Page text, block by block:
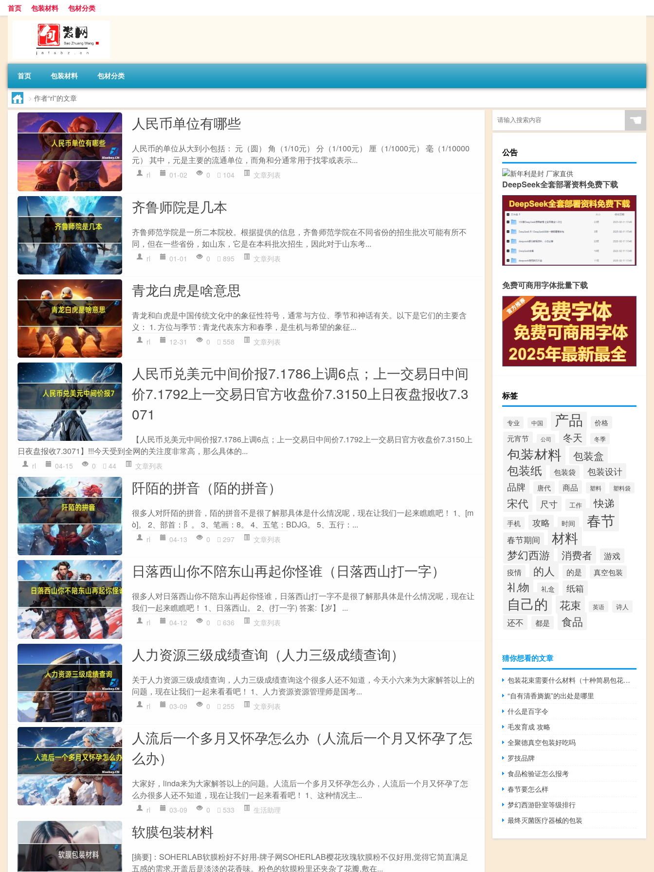
首页 包装材料 包材分类
首页 包装材料 包材分类
> 作者“rl”的文章
人民币单位有哪些
人民币的单位从大到小包括： 元（圆） 角（1/10元） 分（1/100元） 厘（1/1000元） 毫（1/10000
元） 其中，元是主要的流通单位，而角和分通常用于找零或表示...
rl 01-02 0 104 文章列表
齐鲁师院是几本
齐鲁师范学院是一所二本院校。根据提供的信息，齐鲁师范学院在不同省份的招生批次可能有所不
同，但在一些省份，如山东，它是在本科批次招生，因此对于山东考...
rl 01-01 0 895 文章列表
青龙白虎是啥意思
青龙和白虎是中国传统文化中的象征性符号，通常与方位、季节和神话有关。以下是它们的主要含
义： 1. 方位与季节 : 青龙代表东方和春季，是生机与希望的象征...
rl 12-31 0 558 文章列表
人民币兑美元中间价报7.1786上调6点；上一交易日中间
价7.1792上一交易日官方收盘价7.3150上日夜盘报收7.3
071
【人民币兑美元中间价报7.1786上调6点；上一交易日中间价7.1792上一交易日官方收盘价7.3150上
日夜盘报收7.3071】!!!今天受到全网的关注度非常高，那么具体的...
rl 04-15 0 44 文章列表
阡陌的拼音（陌的拼音）
很多人对阡陌的拼音，陌的拼音不是很了解那具体是什么情况呢，现在让我们一起来瞧瞧吧！ 1、[m
ò]。 2、部首：阝。 3、笔画：8。 4、五笔：BDJG。 5、五行：...
rl 04-13 0 297 文章列表
日落西山你不陪东山再起你怪谁（日落西山打一字）
很多人对日落西山你不陪东山再起你怪谁，日落西山打一字不是很了解那具体是什么情况呢，现在让
我们一起来瞧瞧吧！ 1、日落西山。 2、(打一字) 答案:【岁】 ...
rl 04-12 0 636 文章列表
人力资源三级成绩查询（人力三级成绩查询）
关于人力资源三级成绩查询，人力三级成绩查询这个很多人还不知道，今天小六来为大家解答以上的
问题，现在让我们一起来看看吧！ 1、人力资源资源管理师是国考...
rl 03-09 0 255 文章列表
人流后一个多月又怀孕怎么办（人流后一个月又怀孕了怎
么办）
大家好，linda来为大家解答以上的问题。人流后一个多月又怀孕怎么办，人流后一个月又怀孕了怎
么办很多人还不知道，现在让我们一起来看看吧！ 1、这种情况主...
rl 03-09 0 533 生活助理
软膜包装材料
[摘要]：SOHERLAB软膜粉好不好用-牌子网SOHERLAB樱花玫瑰软膜粉不仅好用,觉得它简直满足
五感的需求,开盖后是淡淡的花香味。粉色的软膜粉里还夹杂了花瓣,敷在...
☚
公告
DeepSeek全套部署资料免费下载
免费可商用字体批量下载
标签
专业 中国 产品 价格
元宵节 公司 冬天 冬季
包装材料 包装盒
包装纸 包装袋 包装设计
品牌 唐代 商品 塑料 塑料袋
宋代 尺寸 工作 快递
手机 攻略 时间 春节
春节期间 材料
梦幻西游 消费者 游戏
疫情 的人 的是 真空包装
礼物 礼盒 纸箱
自己的 花束 英语 诗人
还不 都是 食品
猜你想看的文章
包装花束需要什么材料（十种简易包花法）
“自有清香旖旎”的出处是哪里
什么是百字令
毛发育成 攻略
全聚德真空包装好吃吗
罗技品牌
食品检验证怎么报考
春节要怎么样
梦幻西游卧室等级排行
最终灭菌医疗器械的包装